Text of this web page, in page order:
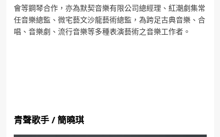
會等鋼琴合作，亦為默契音樂有限公司總經理、紅潮劇集常
任音樂總監、微宅藝文沙龍藝術總監，為跨足古典音樂、合
唱、音樂劇、流行音樂等多種表演藝術之音樂工作者。
青聲歌手/簡曉琪